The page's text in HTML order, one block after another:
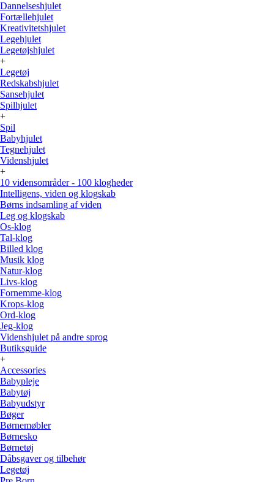
Dannelseshjulet
Fortællehjulet
Kreativitetshjulet
Legehjulet
Legetøjshjulet
+
Legetøj
Redskabshjulet
Sansehjulet
Spilhjulet
+
Spil
Babyhjulet
Tegnehjulet
Videnshjulet
+
10 vidensområder - 100 klogheder
Intelligens, viden og klogskab
Børns indsamling af viden
Leg og klogskab
Os-klog
Tal-klog
Billed klog
Musik klog
Natur-klog
Livs-klog
Fornemme-klog
Krops-klog
Ord-klog
Jeg-klog
Videnshjulet på andre sprog
Butiksguide
+
Accessories
Babypleje
Babytøj
Babyudstyr
Bøger
Børnemøbler
Børnesko
Børnetøj
Dåbsgaver og tilbehør
Legetøj